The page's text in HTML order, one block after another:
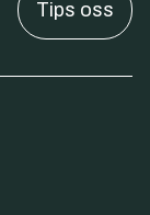
Tips oss